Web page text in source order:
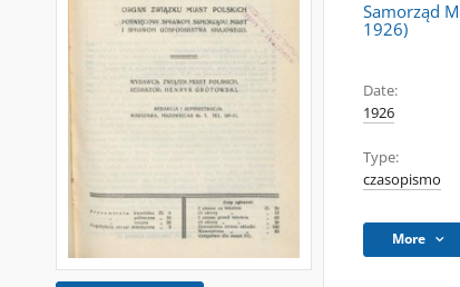
Samorząd
1926)
Date:
1926
Type:
czasopismo
More